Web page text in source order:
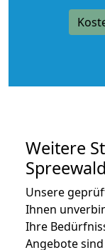
Weitere
Spreewald
Unsere
Ihnen
Ihre
Angebote